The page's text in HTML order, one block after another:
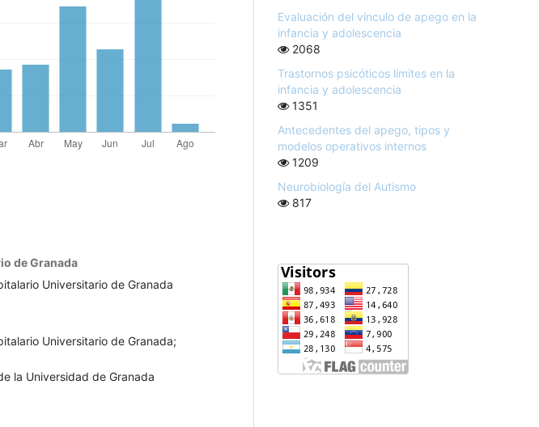
de Granada
Universitario de Granada
Universitario de Granada;
la Universidad de Granada
Evaluación del vínculo de apego en la
infancia y adolescencia
2068
Trastornos psicóticos límites en la
infancia y adolescencia
1351
Antecedentes del apego, tipos y
modelos operativos internos
1209
Neurobiología del Autismo
817